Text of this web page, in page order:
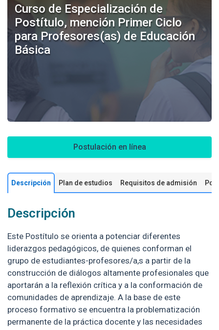
Quiénes somos
Inscripciones
Certificados digitales
Curso de Especialización de
Postítulo, mención Primer Ciclo
para Profesores(as) de Educación
Básica
Postulación en línea
Descripción Plan de estudios Requisitos de admisión
Descripción
Este Postítulo se orienta a potenciar diferentes
liderazgos pedagógicos, de quienes conforman el
grupo de estudiantes-profesores/a,s a partir de la
construcción de diálogos altamente profesionales que
aportarán a la reflexión crítica y a la conformación de
comunidades de aprendizaje. A la base de este
proceso formativo se encuentra la problematización
permanente de la práctica docente y las necesidades